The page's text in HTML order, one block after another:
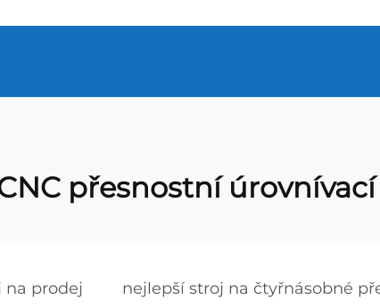
přesnostní
na prodej nejlepší stroj na čtyřnásobné